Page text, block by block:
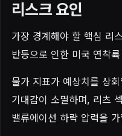
리스크 요인
가장 경계해야 할 핵심 리
반등으로 인한 미국 연착
물가 지표가 예상치를 상
기대감이 소멸하며, 리츠
밸류에이션 하락 압력을